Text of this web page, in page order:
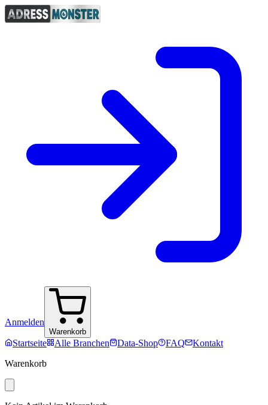
Anmelden
Warenkorb
Startseite Alle Branchen Data-Shop FAQ
Kontakt
Warenkorb